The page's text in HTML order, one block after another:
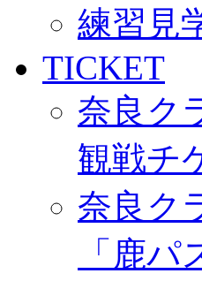
練習見
TICKET
奈良ク
観戦チ
奈良ク
「鹿パ